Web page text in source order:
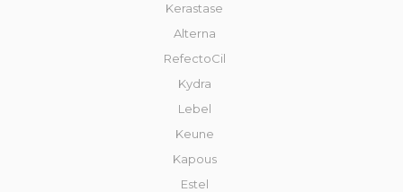
Kerastase
Alterna
RefectoCil
Kydra
Lebel
Keune
Kapous
Estel